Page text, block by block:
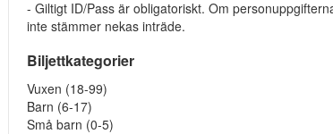
- Giltigt ID/Pass är obligatoriskt. Om
inte stämmer nekas inträde.
Biljettkategorier
Vuxen (18-99)
Barn (6-17)
Små barn (0-5)